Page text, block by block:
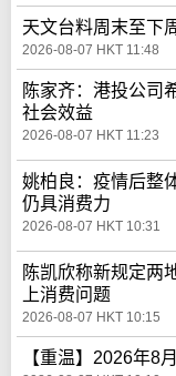
天文台料周末至下
2026-08-07 HKT 11:48
陈家齐：港投公
社会效益
2026-08-07 HKT 11:23
姚柏良：疫情后整
仍具消费力
2026-08-07 HKT 10:31
陈凯欣称新规定
上消费问题
2026-08-07 HKT 10:15
【重温】2026年8